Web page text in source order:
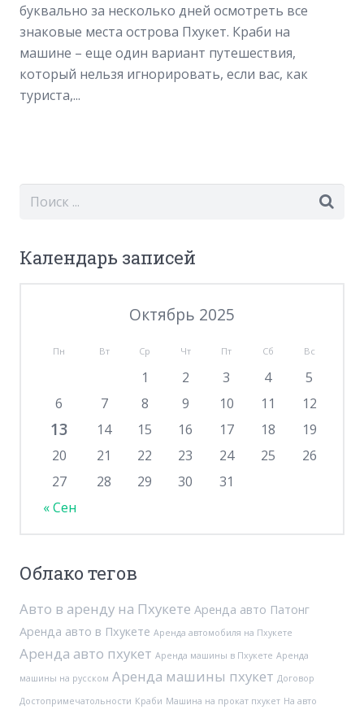
буквально за несколько дней осмотреть все
знаковые места острова Пхукет. Краби на
машине – еще один вариант путешествия,
который нельзя игнорировать, если вас, как
туриста,...
Календарь записей
Октябрь 2025
Пн Вт Ср Чт Пт Сб Вс
« Сен
1 2 3 4
5
6
7 8 9 10 11 12
13 14 15 16 17 18
19
20
21 22 23 24 25
26
27
28 29 30 31
Облако тегов
Авто в аренду на Пхукете Аренда авто Патонг
Аренда авто в Пхукете Аренда автомобиля на Пхукете
Аренда авто пхукет Аренда машины в Пхукете Аренда
машины на русском Аренда машины пхукет Договор
Достопримечатольности Краби Машина на прокат пхукет На авто